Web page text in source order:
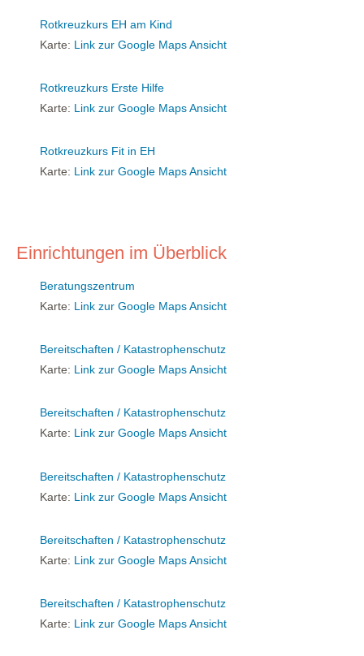
Rotkreuzkurs EH am Kind
Karte: Link zur Google Maps Ansicht
Rotkreuzkurs Erste Hilfe
Karte: Link zur Google Maps Ansicht
Rotkreuzkurs Fit in EH
Karte: Link zur Google Maps Ansicht
Einrichtungen im Überblick
Beratungszentrum
Karte: Link zur Google Maps Ansicht
Bereitschaften / Katastrophenschutz
Karte: Link zur Google Maps Ansicht
Bereitschaften / Katastrophenschutz
Karte: Link zur Google Maps Ansicht
Bereitschaften / Katastrophenschutz
Karte: Link zur Google Maps Ansicht
Bereitschaften / Katastrophenschutz
Karte: Link zur Google Maps Ansicht
Bereitschaften / Katastrophenschutz
Karte: Link zur Google Maps Ansicht